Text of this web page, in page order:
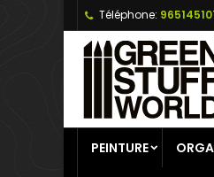
Téléphone:
PEINTURE